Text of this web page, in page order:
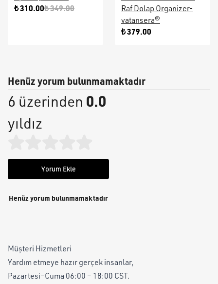
₺ 310.00₺ 349.00
Raf Dolap Organizer-
vatansera®
₺ 379.00
Henüz yorum bulunmamaktadır
6 üzerinden 0.0
yıldız
Yorum Ekle
Henüz yorum bulunmamaktadır
Müşteri Hizmetleri
Yardım etmeye hazır gerçek insanlar,
Pazartesi–Cuma 06:00 – 18:00 CST.